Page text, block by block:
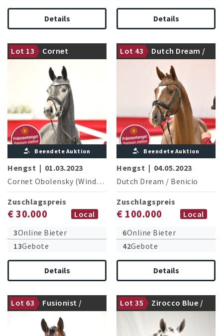
Details Details
Lot 13
Cornet
Obolensky
(Windows
v.h.Costersv.) /
Contendro I
Prämienhengst
Beendete Auktion
Hengst | 01.03.2023
Cornet Obolensky (Windows v.h.Costersv.)
/ Contendro I
Zuschlagspreis
€ 30.000
Local
3Online Bieter
13Gebote
Details
Lot 43
Dutch Dream /
Benicio
Prämienhengst
Beendete Auktion
Hengst | 04.05.2023
Dutch Dream / Benicio
Zuschlagspreis
€ 100.000
Local
6Online Bieter
42Gebote
Details
Lot 63
Fusionist /
Brentano II
Prämienhengst Lot 35
Zirocco Blue /
Askari
Prämienhengst